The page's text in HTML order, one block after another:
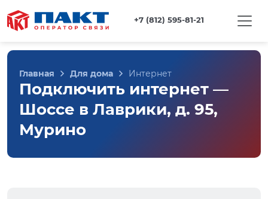
+7 (812) 595-81-21
Главная Для дома Интернет
Подключить интернет —
Шоссе в Лаврики, д. 95,
Мурино